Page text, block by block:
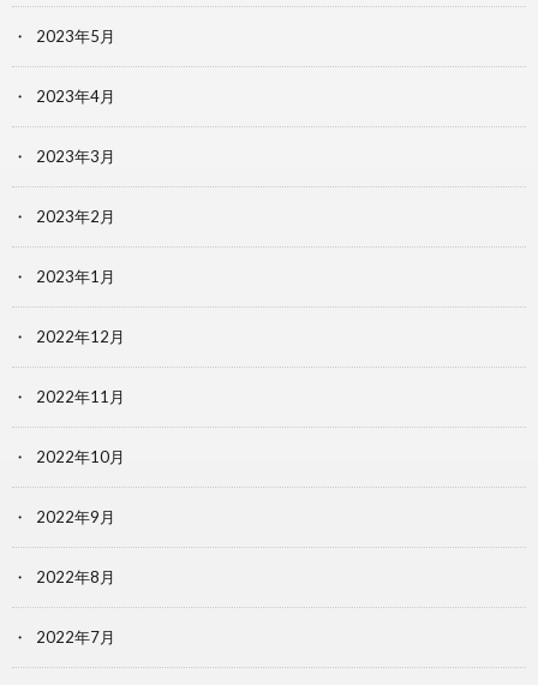
2023年5月
2023年4月
2023年3月
2023年2月
2023年1月
2022年12月
2022年11月
2022年10月
2022年9月
2022年8月
2022年7月